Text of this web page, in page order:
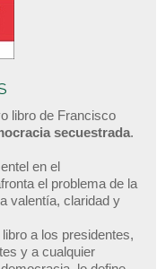
libro de Francisco
secuestrada.
en el
el problema de la
valentía, claridad y
a los presidentes,
y a cualquier